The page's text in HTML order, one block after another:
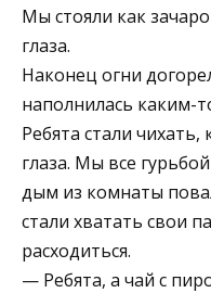
Мы стояли как
глаза.
Наконец огни
наполнилась
Ребята стали
глаза. Мы все
дым из комнаты
стали хватать свои
расходиться.
— Ребята, а чай с